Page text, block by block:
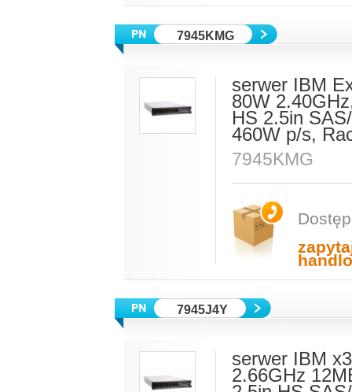
7945KMG
serwer IBM
80W
HS 2.5in
460W p/s,
7945KMG
7945J4Y
serwer IBM
2.66GHz